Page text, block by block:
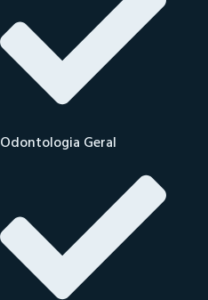
Odontologia Geral